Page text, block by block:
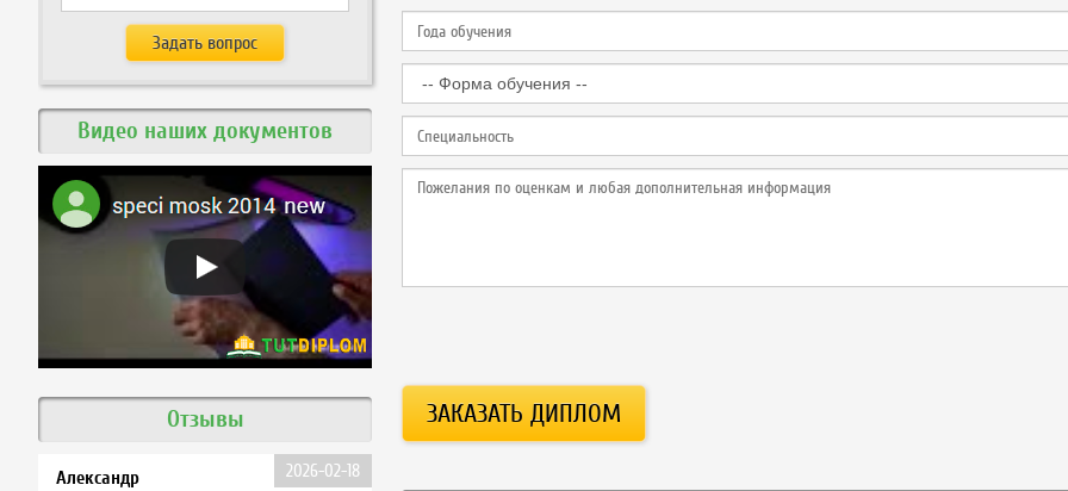
Видео наших документов
Отзывы
Александр 2026-02-18